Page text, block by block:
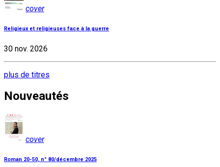
cover
Religieux et religieuses face à la guerre
30 nov. 2026
plus de titres
Nouveautés
cover
Roman 20-50, n° 80/décembre 2025